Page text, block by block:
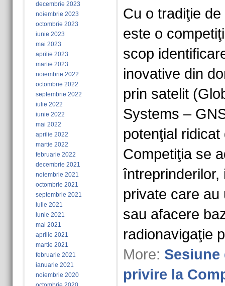
decembrie 2023
noiembrie 2023
octombrie 2023
iunie 2023
mai 2023
aprilie 2023
martie 2023
noiembrie 2022
octombrie 2022
septembrie 2022
iulie 2022
iunie 2022
mai 2022
aprilie 2022
martie 2022
februarie 2022
decembrie 2021
noiembrie 2021
octombrie 2021
septembrie 2021
iulie 2021
iunie 2021
mai 2021
aprilie 2021
martie 2021
februarie 2021
ianuarie 2021
noiembrie 2020
Cu o tradiţie
este o
scop
inovative din
prin satelit
Systems –
potenţial
Competiţia se
întreprinderilor,
private care au
sau afacere
radionavigaţie
More:
privire la